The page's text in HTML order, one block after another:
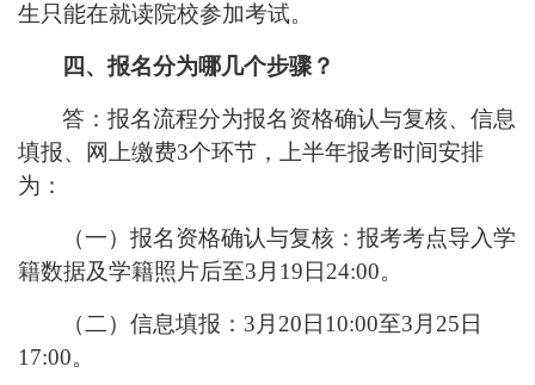
生只能在就读院校参加考试。
四、报名分为哪几个步骤？
答：报名流程分为报名资格确认与复核、信息
填报、网上缴费3个环节，上半年报考时间安排
为：
（一）报名资格确认与复核：报考考点导入学
籍数据及学籍照片后至3月19日24:00。
（二）信息填报： 3月20日10:00至3月25日
17:00。